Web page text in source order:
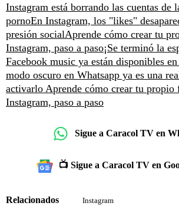
Instagram está borrando las cuentas de
pornoEn Instagram, los "likes"
presión socialAprende cómo crear tu
Instagram, paso a paso¡Se terminó la
Facebook music ya están disponibles
modo oscuro en Whatsapp ya es una
activarlo Aprende cómo crear tu propio
Instagram, paso a paso
Sigue a Caracol TV en
📺 Sigue a Caracol TV en
Relacionados Instagram